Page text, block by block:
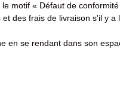
motif « Défaut de
des frais de livraison s'il y a
en se rendant dans son